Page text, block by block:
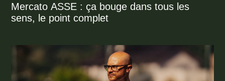
Mercato ASSE : ça bouge dans tous les
sens, le point complet